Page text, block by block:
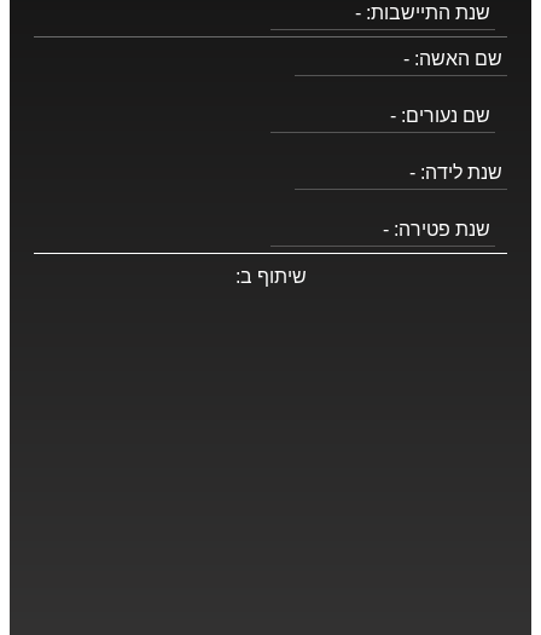
שנת התיישבות: -
שם האשה: -
שם נעורים: -
שנת לידה: -
שנת פטירה: -
שיתוף ב: